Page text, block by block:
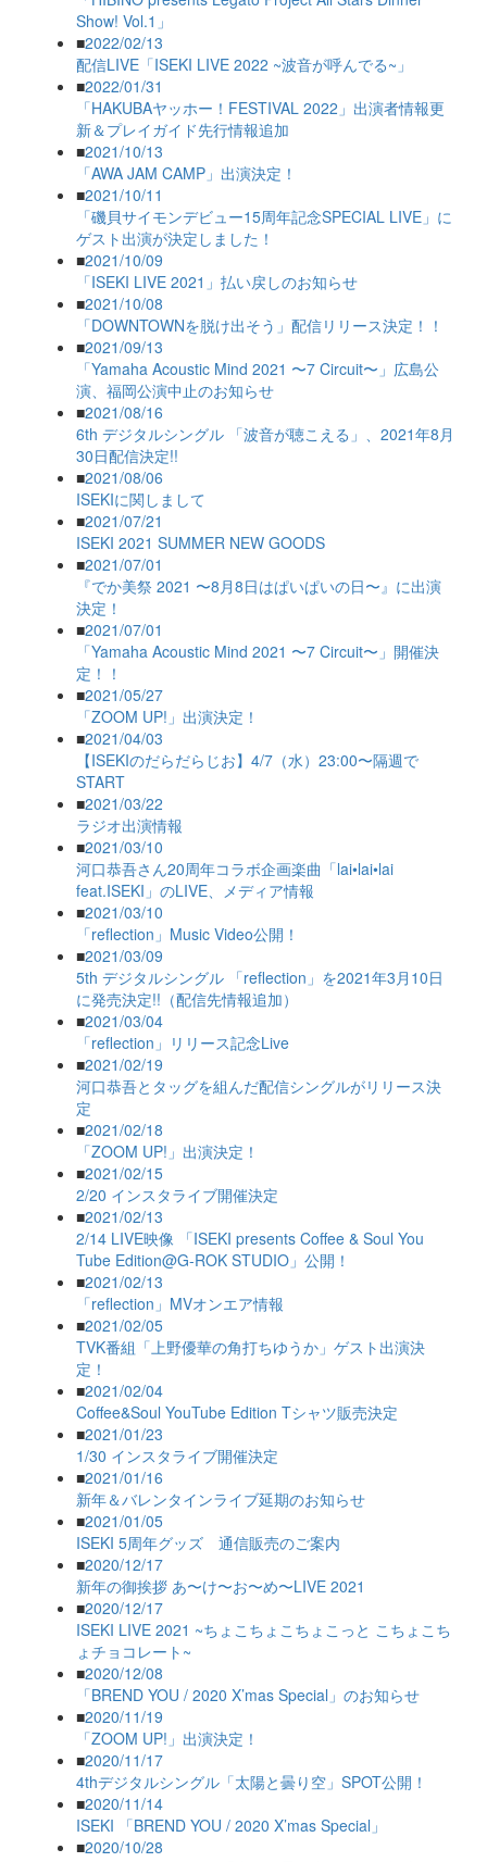
Show! Vol.1」
■2022/02/13
配信LIVE「ISEKI LIVE 2022 ~波音が呼んでる~」
■2022/01/31
「HAKUBAヤッホー！FESTIVAL 2022」出演者情報更
新＆プレイガイド先行情報追加
■2021/10/13
「AWA JAM CAMP」出演決定！
■2021/10/11
「磯貝サイモンデビュー15周年記念SPECIAL LIVE」に
ゲスト出演が決定しました！
■2021/10/09
「ISEKI LIVE 2021」払い戻しのお知らせ
■2021/10/08
「DOWNTOWNを脱け出そう」配信リリース決定！！
■2021/09/13
「Yamaha Acoustic Mind 2021 〜7 Circuit〜」広島公
演、福岡公演中止のお知らせ
■2021/08/16
6th デジタルシングル 「波音が聴こえる」、2021年8月
30日配信決定!!
■2021/08/06
ISEKIに関しまして
■2021/07/21
ISEKI 2021 SUMMER NEW GOODS
■2021/07/01
『でか美祭 2021 〜8月8日はぱいぱいの日〜』に出演
決定！
■2021/07/01
「Yamaha Acoustic Mind 2021 〜7 Circuit〜」開催決
定！！
■2021/05/27
「ZOOM UP!」出演決定！
■2021/04/03
【ISEKIのだらだらじお】4/7（水）23:00〜隔週で
START
■2021/03/22
ラジオ出演情報
■2021/03/10
河口恭吾さん20周年コラボ企画楽曲「lai•lai•lai
feat.ISEKI」のLIVE、メディア情報
■2021/03/10
「reflection」Music Video公開！
■2021/03/09
5th デジタルシングル 「reflection」を2021年3月10日
に発売決定!!（配信先情報追加）
■2021/03/04
「reflection」リリース記念Live
■2021/02/19
河口恭吾とタッグを組んだ配信シングルがリリース決
定
■2021/02/18
「ZOOM UP!」出演決定！
■2021/02/15
2/20 インスタライブ開催決定
■2021/02/13
2/14 LIVE映像 「ISEKI presents Coffee & Soul You
Tube Edition@G-ROK STUDIO」公開！
■2021/02/13
「reflection」MVオンエア情報
■2021/02/05
TVK番組「上野優華の角打ちゆうか」ゲスト出演決
定！
■2021/02/04
Coffee&Soul YouTube Edition Tシャツ販売決定
■2021/01/23
1/30 インスタライブ開催決定
■2021/01/16
新年＆バレンタインライブ延期のお知らせ
■2021/01/05
ISEKI 5周年グッズ 通信販売のご案内
■2020/12/17
新年の御挨拶 あ〜け〜お〜め〜LIVE 2021
■2020/12/17
ISEKI LIVE 2021 ~ちょこちょこちょこっと こちょこち
ょチョコレート~
■2020/12/08
「BREND YOU / 2020 X’mas Special」のお知らせ
■2020/11/19
「ZOOM UP!」出演決定！
■2020/11/17
4thデジタルシングル「太陽と曇り空」SPOT公開！
■2020/11/14
ISEKI 「BREND YOU / 2020 X’mas Special」
■2020/10/28